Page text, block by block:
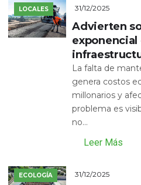
LOCALES 31/12/2025
Advierten
exponencial
La falta de
genera costos
millonarios y
problema es
no...
Leer Más
ECOLOGÍA 31/12/2025